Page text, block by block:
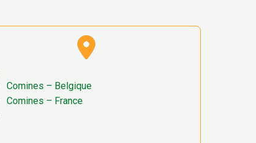
Comines – Belgique
Comines – France